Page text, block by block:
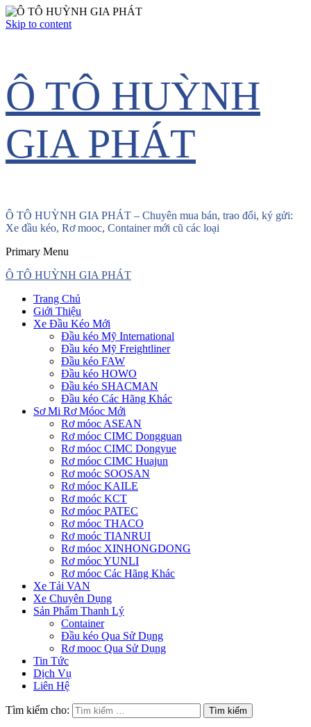
Skip to content
Ô TÔ HUỲNH
GIA PHÁT
Ô TÔ HUỲNH GIA PHÁT – Chuyên mua bán, trao đổi, ký gửi:
Xe đầu kéo, Rơ mooc, Container mới cũ các loại
Primary Menu
Ô TÔ HUỲNH GIA PHÁT
Trang Chủ
Giới Thiệu
Xe Đầu Kéo Mới
Đầu kéo Mỹ International
Đầu kéo Mỹ Freightliner
Đầu kéo FAW
Đầu kéo HOWO
Đầu kéo SHACMAN
Đầu kéo Các Hãng Khác
Sơ Mi Rơ Móoc Mới
Rơ móoc ASEAN
Rơ móoc CIMC Dongguan
Rơ móoc CIMC Dongyue
Rơ móoc CIMC Huajun
Rơ moóc SOOSAN
Rơ móoc KAILE
Rơ moóc KCT
Rơ móoc PATEC
Rơ móoc THACO
Rơ moóc TIANRUI
Rơ móoc XINHONGDONG
Rơ móoc YUNLI
Rơ móoc Các Hãng Khác
Xe Tải VAN
Xe Chuyên Dụng
Sản Phẩm Thanh Lý
Container
Đầu kéo Qua Sử Dụng
Rơ mooc Qua Sử Dụng
Tin Tức
Dịch Vụ
Liên Hệ
Tìm kiếm cho: